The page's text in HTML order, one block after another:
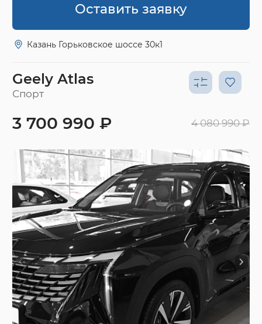
Оставить заявку
Казань Горьковское шоссе 30к1
Geely Atlas
Спорт
3 700 990 ₽ 4 080 990 ₽